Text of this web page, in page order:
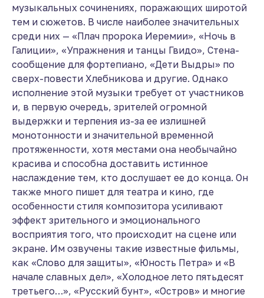
музыкальных сочинениях, поражающих широтой
тем и сюжетов. В числе наиболее значительных
среди них — «Плач пророка Иеремии», «Ночь в
Галиции», «Упражнения и танцы Гвидо», Стена-
сообщение для фортепиано, «Дети Выдры» по
сверх-повести Хлебникова и другие. Однако
исполнение этой музыки требует от участников
и, в первую очередь, зрителей огромной
выдержки и терпения из-за ее излишней
монотонности и значительной временной
протяженности, хотя местами она необычайно
красива и способна доставить истинное
наслаждение тем, кто дослушает ее до конца. Он
также много пишет для театра и кино, где
особенности стиля композитора усиливают
эффект зрительного и эмоционального
восприятия того, что происходит на сцене или
экране. Им озвучены такие известные фильмы,
как «Слово для защиты», «Юность Петра» и «В
начале славных дел», «Холодное лето пятьдесят
третьего…», «Русский бунт», «Остров» и многие